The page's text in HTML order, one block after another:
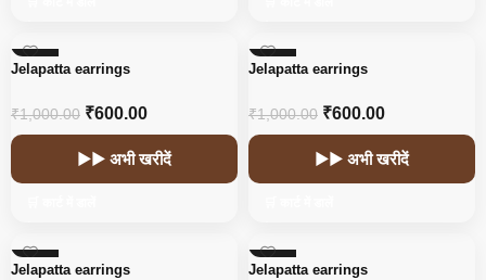
-40%
Jelapatta earrings
₹1,000.00 ₹600.00
▶▶ अभी खरीदें
-40%
Jelapatta earrings
₹1,000.00 ₹600.00
▶▶ अभी खरीदें
-40%
Jelapatta earrings
-40%
Jelapatta earrings